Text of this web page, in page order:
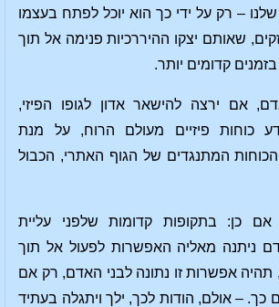
שלנו – רק על ידי כך הוא יוכל לפתח בעצמו
שאותם יצקו ההיררכיות פנימה אל תוך
קדומים יותר.
אם ירצה להישאר אדון לגופו הפיזי,
כוחות פיזיים מעולם הרוח, על מנת
המתנגדים של הגוף האתרי, הכבול
אם כן: בתקופות קדומות שלפני עליית
ניתנה מאליה האפשרות לפעול אל תוך
תהיה אפשרות זו נתונה לבני האדם, רק אם
– אולם, הודות לכך, ילך ויתגלה בעתיד